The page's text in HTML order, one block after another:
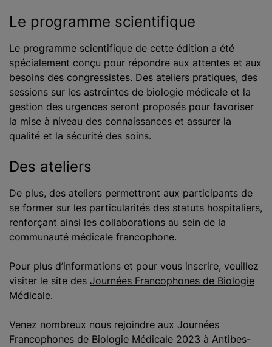
Le programme scientifique
Le programme scientifique de cette édition a été
spécialement conçu pour répondre aux attentes et aux
besoins des congressistes. Des ateliers pratiques, des
sessions sur les astreintes de biologie médicale et la
gestion des urgences seront proposés pour favoriser
la mise à niveau des connaissances et assurer la
qualité et la sécurité des soins.
Des ateliers
De plus, des ateliers permettront aux participants de
se former sur les particularités des statuts hospitaliers,
renforçant ainsi les collaborations au sein de la
communauté médicale francophone.
Pour plus d’informations et pour vous inscrire, veuillez
visiter le site des Journées Francophones de Biologie
Médicale.
Venez nombreux nous rejoindre aux Journées
Francophones de Biologie Médicale 2023 à Antibes-